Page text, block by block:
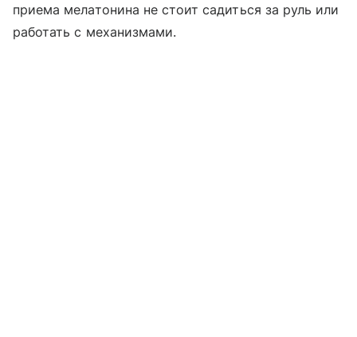
приема мелатонина не стоит садиться за руль или
работать с механизмами.